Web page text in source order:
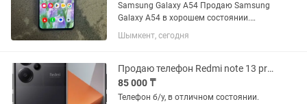
Samsung Galaxy A54 Продаю Samsung
Galaxy A54 в хорошем состоянии.
Телефон полностью исправен,
работает без нареканий. Все функции
микрофон, отпечаток пальца, NFC,...
Шымкент, сегодня
Продаю телефон Redmi note 13 pro plus 5G
85 000 ₸
Телефон б/у, в отличном состоянии.